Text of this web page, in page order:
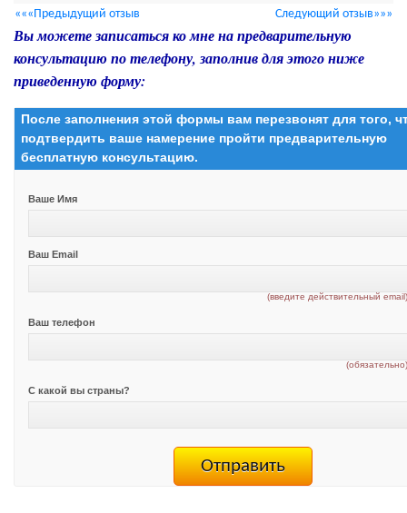
«««Предыдущий отзыв Следующий отзыв»»»
Вы можете записаться ко мне на предварительную
консультацию по телефону, заполнив для этого ниже
приведенную форму:
После заполнения этой формы вам перезвонят для того,
подтвердить ваше намерение пройти предварительную
бесплатную консультацию.
Ваше Имя
Ваш Email
(введите действительный
Ваш телефон
С какой вы страны?